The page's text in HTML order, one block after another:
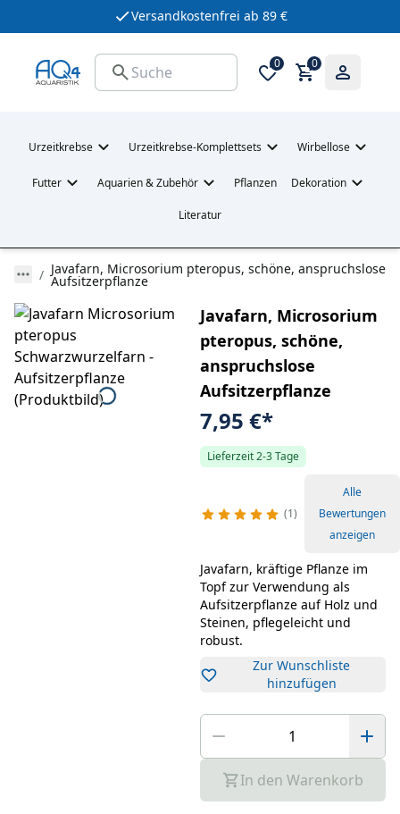
Versandkostenfrei ab 89 €
0 0
Urzeitkrebse Urzeitkrebse-Komplettsets Wirbellose
Futter Aquarien & Zubehör Pflanzen Dekoration
Literatur
Javafarn, Microsorium pteropus, schöne, anspruchslose
Aufsitzerpflanze
Javafarn, Microsorium
pteropus, schöne,
anspruchslose
Aufsitzerpflanze
7,95 €*
Lieferzeit 2-3 Tage
1
Alle
Bewertungen
anzeigen
Javafarn, kräftige Pflanze im
Topf zur Verwendung als
Aufsitzerpflanze auf Holz und
Steinen, pflegeleicht und
robust.
Zur Wunschliste
hinzufügen
In den Warenkorb